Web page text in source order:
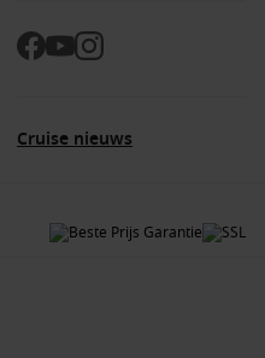
Cruise nieuws
op de Dreamlines.nl website zijn
zonder toestemming gebruikt worden.
handelsmerk.